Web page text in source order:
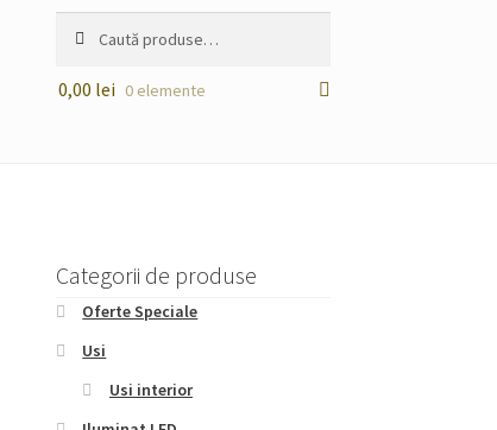
după:
0,00 lei 0 elemente
Categorii de produse
Oferte Speciale
Usi
Usi interior